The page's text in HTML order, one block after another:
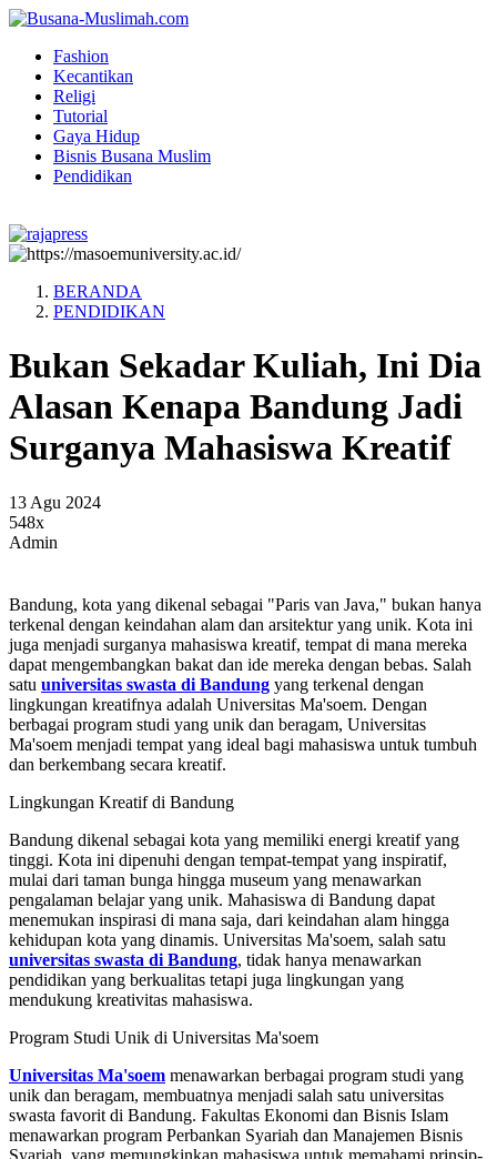
Fashion
Kecantikan
Religi
Tutorial
Gaya Hidup
Bisnis Busana Muslim
Pendidikan
BERANDA
PENDIDIKAN
Bukan Sekadar Kuliah, Ini Dia
Alasan Kenapa Bandung Jadi
Surganya Mahasiswa Kreatif
13 Agu 2024
548x
Admin
Bandung, kota yang dikenal sebagai "Paris van Java," bukan hanya
terkenal dengan keindahan alam dan arsitektur yang unik. Kota ini
juga menjadi surganya mahasiswa kreatif, tempat di mana mereka
dapat mengembangkan bakat dan ide mereka dengan bebas. Salah
satu universitas swasta di Bandung yang terkenal dengan
lingkungan kreatifnya adalah Universitas Ma'soem. Dengan
berbagai program studi yang unik dan beragam, Universitas
Ma'soem menjadi tempat yang ideal bagi mahasiswa untuk tumbuh
dan berkembang secara kreatif.
Lingkungan Kreatif di Bandung
Bandung dikenal sebagai kota yang memiliki energi kreatif yang
tinggi. Kota ini dipenuhi dengan tempat-tempat yang inspiratif,
mulai dari taman bunga hingga museum yang menawarkan
pengalaman belajar yang unik. Mahasiswa di Bandung dapat
menemukan inspirasi di mana saja, dari keindahan alam hingga
kehidupan kota yang dinamis. Universitas Ma'soem, salah satu
universitas swasta di Bandung, tidak hanya menawarkan
pendidikan yang berkualitas tetapi juga lingkungan yang
mendukung kreativitas mahasiswa.
Program Studi Unik di Universitas Ma'soem
Universitas Ma'soem menawarkan berbagai program studi yang
unik dan beragam, membuatnya menjadi salah satu universitas
swasta favorit di Bandung. Fakultas Ekonomi dan Bisnis Islam
menawarkan program Perbankan Syariah dan Manajemen Bisnis
Syariah, yang memungkinkan mahasiswa untuk memahami prinsip-